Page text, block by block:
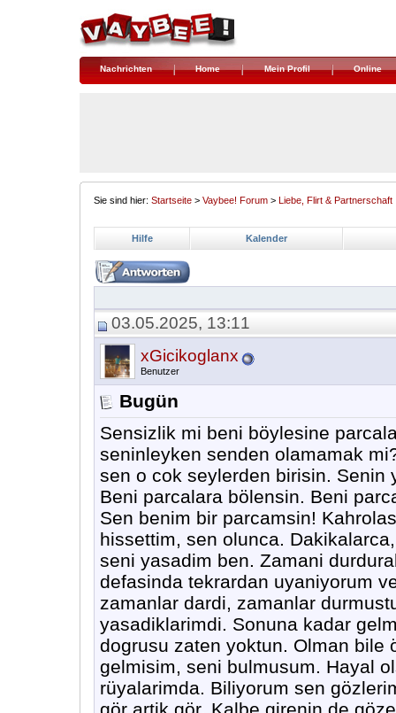
Nachrichten Home Mein Profil Online
Sie sind hier: Startseite > Vaybee! Forum > Liebe, Flirt & Partnerschaft
Hilfe Kalender
03.05.2025, 13:11
xGicikoglanx
Benutzer
Bugün
Sensizlik mi beni böylesine
seninleyken senden olamamak
sen o cok seylerden birisin.
Beni parcalara bölensin. Beni
Sen benim bir parcamsin!
hissettim, sen olunca.
seni yasadim ben. Zamani
defasinda tekrardan uyaniyorum
zamanlar dardi, zamanlar
yasadiklarimdi. Sonuna kadar
dogrusu zaten yoktun. Olman bile
gelmisim, seni bulmusum. Hayal
rüyalarimda. Biliyorum sen